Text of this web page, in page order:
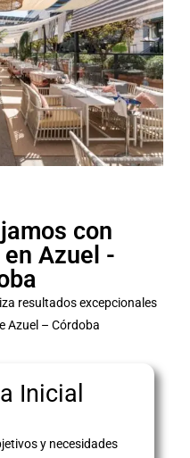
con
Azuel -
resultados excepcionales
Azuel – Córdoba
Inicial
y necesidades